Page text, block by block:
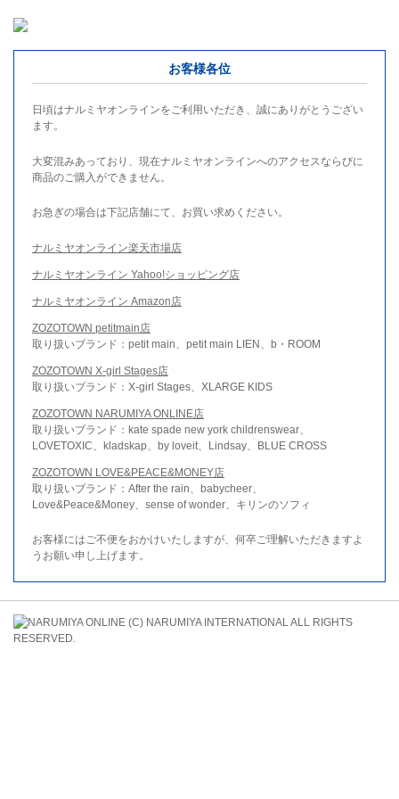
お客様各位
日頃はナルミヤオンラインをご利用いただき、誠にありがとうござい
ます。
大変混みあっており、現在ナルミヤオンラインへのアクセスならびに
商品のご購入ができません。
お急ぎの場合は下記店舗にて、お買い求めください。
ナルミヤオンライン楽天市場店
ナルミヤオンライン Yahoo!ショッピング店
ナルミヤオンライン Amazon店
ZOZOTOWN petitmain店
取り扱いブランド：petit main、petit main LIEN、b・ROOM
ZOZOTOWN X-girl Stages店
取り扱いブランド：X-girl Stages、XLARGE KIDS
ZOZOTOWN NARUMIYA ONLINE店
取り扱いブランド：kate spade new york childrenswear、
LOVETOXIC、kladskap、by loveit、Lindsay、BLUE CROSS
ZOZOTOWN LOVE&PEACE&MONEY店
取り扱いブランド：After the rain、babycheer、
Love&Peace&Money、sense of wonder、キリンのソフィ
お客様にはご不便をおかけいたしますが、何卒ご理解いただきますよ
うお願い申し上げます。